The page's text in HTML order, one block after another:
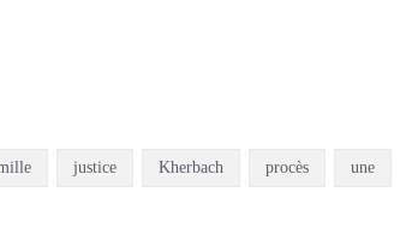
justice Kherbach procès une